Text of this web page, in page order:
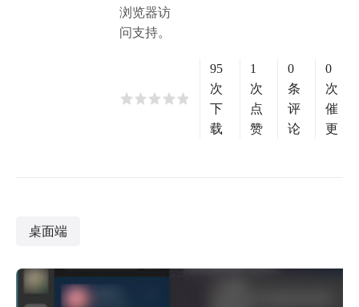
浏览器访
问支持。
95
次
下
载
1
次
点
赞
0
条
评
论
0
次
催
更
桌面端